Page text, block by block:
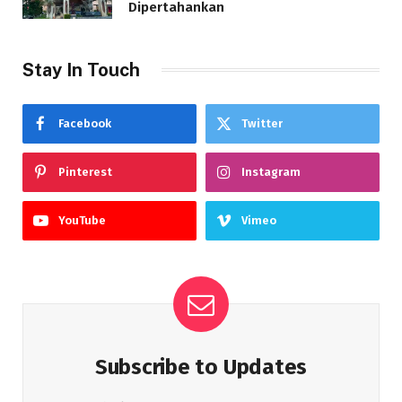
Dipertahankan
Stay In Touch
Facebook Twitter
Pinterest Instagram
YouTube Vimeo
Subscribe to Updates